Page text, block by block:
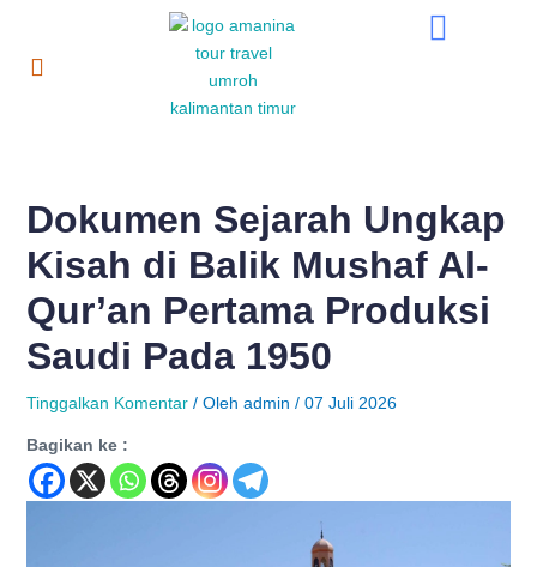
Dokumen Sejarah Ungkap
Kisah di Balik Mushaf Al-
Qur’an Pertama Produksi
Saudi Pada 1950
Tinggalkan Komentar / Oleh admin / 07 Juli 2026
Bagikan ke :